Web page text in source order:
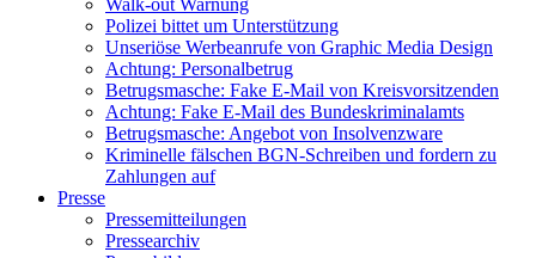
Polizei bittet um Unterstützung
Unseriöse Werbeanrufe von Graphic Media Design
Achtung: Personalbetrug
Betrugsmasche: Fake E-Mail von Kreisvorsitzenden
Achtung: Fake E-Mail des Bundeskriminalamts
Betrugsmasche: Angebot von Insolvenzware
Kriminelle fälschen BGN-Schreiben und fordern zu
Zahlungen auf
Presse
Pressemitteilungen
Pressearchiv